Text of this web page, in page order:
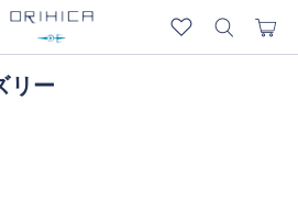
リー